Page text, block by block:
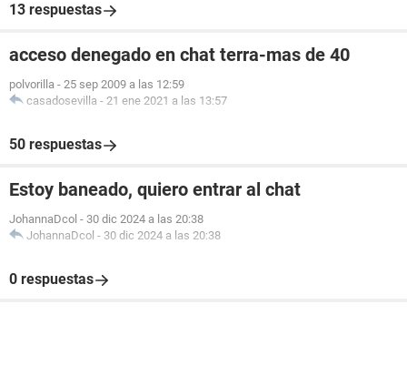
13 respuestas
acceso denegado en chat terra-mas de 40
polvorilla - 25 sep 2009 a las 12:59
casadosevilla - 21 ene 2021 a las 13:57
50 respuestas
Estoy baneado, quiero entrar al chat
JohannaDcol - 30 dic 2024 a las 20:38
JohannaDcol - 30 dic 2024 a las 20:38
0 respuestas